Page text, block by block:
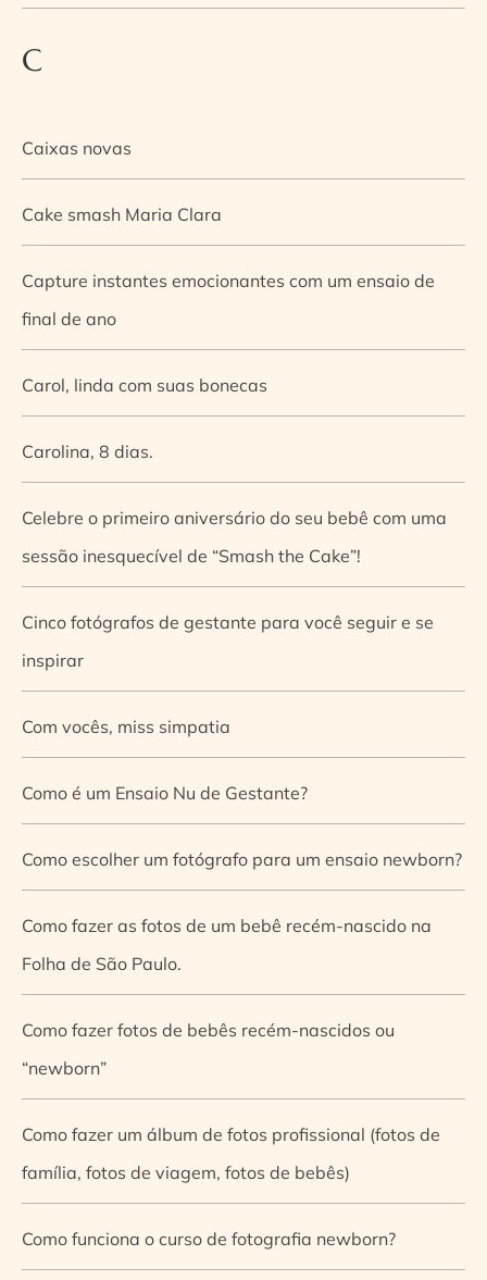
C
Caixas novas
Cake smash Maria Clara
Capture instantes emocionantes com um ensaio de
final de ano
Carol, linda com suas bonecas
Carolina, 8 dias.
Celebre o primeiro aniversário do seu bebê com uma
sessão inesquecível de “Smash the Cake”!
Cinco fotógrafos de gestante para você seguir e se
inspirar
Com vocês, miss simpatia
Como é um Ensaio Nu de Gestante?
Como escolher um fotógrafo para um ensaio newborn?
Como fazer as fotos de um bebê recém-nascido na
Folha de São Paulo.
Como fazer fotos de bebês recém-nascidos ou
“newborn”
Como fazer um álbum de fotos profissional (fotos de
família, fotos de viagem, fotos de bebês)
Como funciona o curso de fotografia newborn?